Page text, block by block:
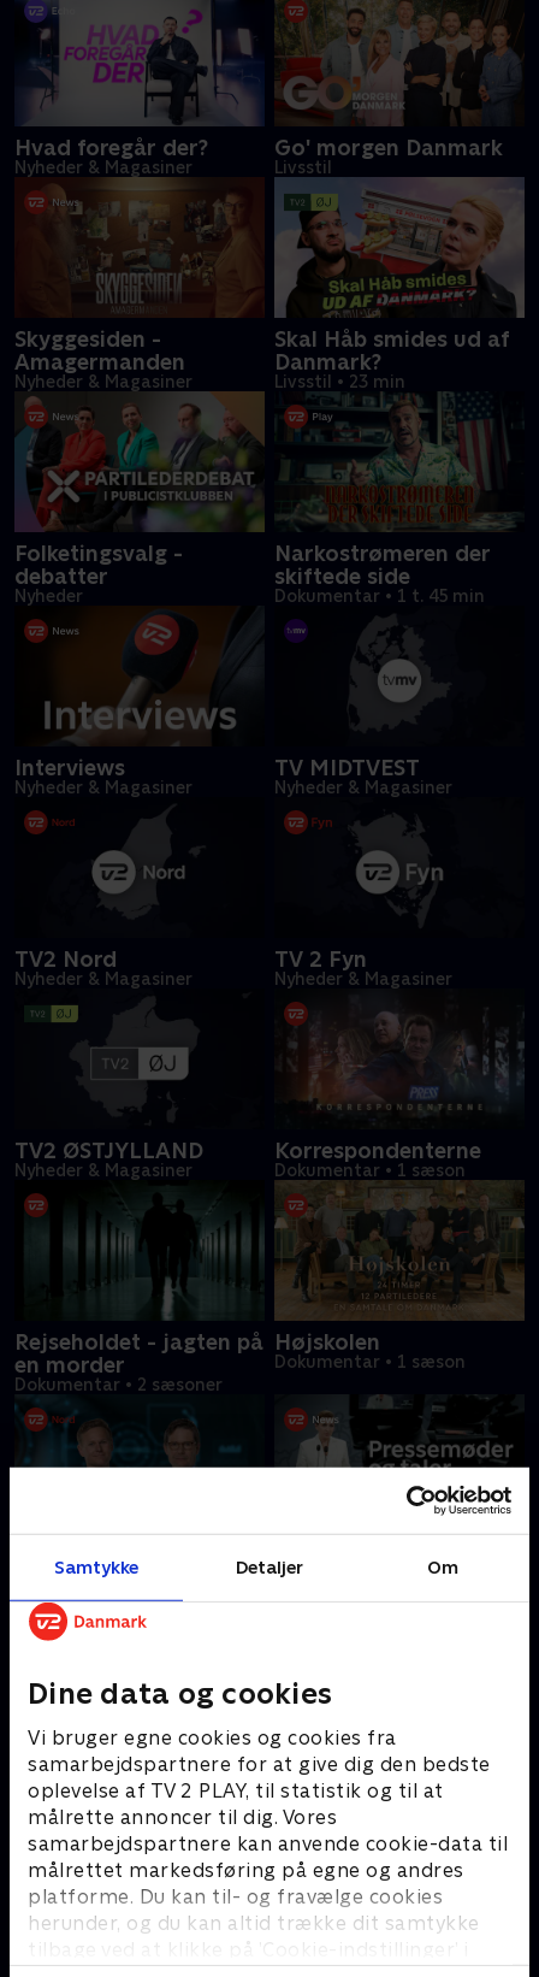
Samtykke Detaljer Om
Dine data og cookies
Vi bruger egne cookies og cookies fra
samarbejdspartnere for at give dig den bedste
oplevelse af TV 2 PLAY, til statistik og til at
målrette annoncer til dig. Vores
samarbejdspartnere kan anvende cookie-data til
målrettet markedsføring på egne og andres
platforme. Du kan til- og fravælge cookies
herunder, og du kan altid trække dit samtykke
tilbage ved at klikke på ’Cookie-indstillinger’ i
Hvad foregår der?
Nyheder & Magasiner
Go' morgen Danmark
Livsstil
Skyggesiden -
Amagermanden
Nyheder & Magasiner
Skal Håb smides ud af
Danmark?
Livsstil • 23 min
Folketingsvalg -
debatter
Nyheder
Narkostrømeren der
skiftede side
Dokumentar • 1 t. 45 min
Interviews
Nyheder & Magasiner
TV MIDTVEST
Nyheder & Magasiner
TV2 Nord
Nyheder & Magasiner
TV 2 Fyn
Nyheder & Magasiner
TV2 ØSTJYLLAND
Nyheder & Magasiner
Korrespondenterne
Dokumentar • 1 sæson
Rejseholdet - jagten på
en morder
Dokumentar • 2 sæsoner
Højskolen
Dokumentar • 1 sæson
Fokus
Livsstil • 2 sæsoner
Pressemøder og taler
Nyheder & Magasiner
Mit vilde liv
Dokumentar • 1 sæson
Operation X
Dokumentar
Interview med
dronning Margrethe -
Spørg om valget